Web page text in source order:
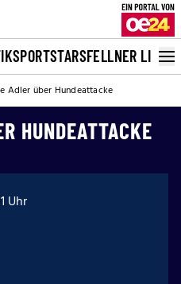
SPORTSTARSFELLNER LIVE
Adler über Hundeattacke
HUNDEATTACKE
Uhr